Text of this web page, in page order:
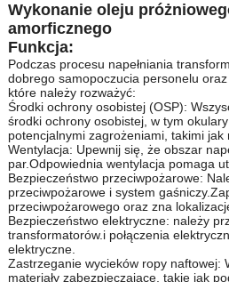
Wykonanie oleju
amorficznego
Funkcja:
Podczas procesu napełniania
dobrego samopoczucia personelu
które należy rozważyć:
Środki ochrony osobistej (OSP):
środki ochrony osobistej, w tym
potencjalnymi zagrożeniami, takimi
Wentylacja: Upewnij się, że obszar
par.Odpowiednia wentylacja pomaga
Bezpieczeństwo przeciwpożarowe:
przeciwpożarowe i system
przeciwpożarowego oraz zna
Bezpieczeństwo elektryczne: należy
transformatorów.i połączenia
elektryczne.
Zastrzeganie wycieków ropy naftowej:
materiały zabezpieczające, takie jak